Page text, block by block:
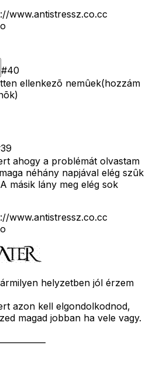
www.antistressz.co.cc
#40
ellenkezõ nemûek(hozzám
39
ahogy a problémát olvastam
néhány napjával elég szûk
másik lány meg elég sok
www.antistressz.co.cc
helyzetben jól érzem
azon kell elgondolkodnod,
magad jobban ha vele vagy.